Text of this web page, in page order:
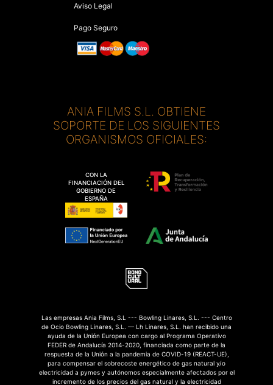
Aviso Legal
Pago Seguro
ANIA FILMS S.L. OBTIENE
SOPORTE DE LOS SIGUIENTES
ORGANISMOS OFICIALES:
CON LA
FINANCIACIÓN DEL
GOBIERNO DE
ESPAÑA
Las empresas Ania Films, S.L --- Bowling Linares, S.L. --- Centro
de Ocio Bowling Linares, S.L. — Lh Linares, S.L. han recibido una
ayuda de la Unión Europea con cargo al Programa Operativo
FEDER de Andalucía 2014-2020, financiada como parte de la
respuesta de la Unión a la pandemia de COVID-19 (REACT-UE),
para compensar el sobrecoste energético de gas natural y/o
electricidad a pymes y autónomos especialmente afectados por el
incremento de los precios del gas natural y la electricidad